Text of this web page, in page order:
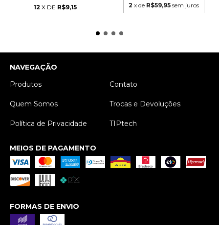
12 X DE R$9,15 2 x de R$59,95 sem juros
NAVEGAÇÃO
Produtos
Contato
Quem Somos Trocas e Devoluções
Política de Privacidade TIPtech
MEIOS DE PAGAMENTO
FORMAS DE ENVIO